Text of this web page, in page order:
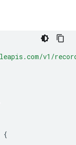
v1/
{